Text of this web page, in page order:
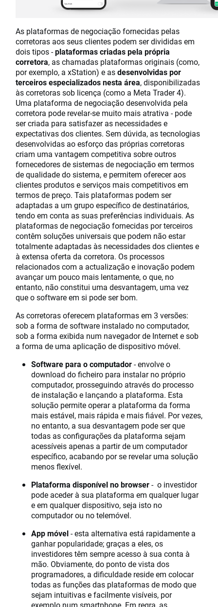
As plataformas de negociação fornecidas pelas
corretoras aos seus clientes podem ser divididas em
dois tipos -plataformas criadas pela própria
corretora, as chamadas plataformas originais (como,
por exemplo, a xStation) e asdesenvolvidas por
terceiros especializados nesta área, disponibilizadas
às corretoras sob licença (como a Meta Trader 4).
Uma plataforma de negociação desenvolvida pela
corretora pode revelar-se muito mais atrativa - pode
ser criada para satisfazer as necessidades e
expectativas dos clientes. Sem dúvida, as tecnologias
desenvolvidas ao esforço das próprias corretoras
criam uma vantagem competitiva sobre outros
fornecedores de sistemas de negociação em termos
de qualidade do sistema, e permitem oferecer aos
clientes produtos e serviços mais competitivos em
termos de preço. Tais plataformas podem ser
adaptadas a um grupo específico de destinatários,
tendo em conta as suas preferências individuais. As
plataformas de negociação fornecidas por terceiros
contêm soluções universais que podem não estar
totalmente adaptadas às necessidades dos clientes e
à extensa oferta da corretora. Os processos
relacionados com a actualização e inovação podem
avançar um pouco mais lentamente, o que, no
entanto, não constitui uma desvantagem, uma vez
que o software em si pode ser bom.
As corretoras oferecem plataformas em 3 versões:
sob a forma de software instalado no computador,
sob a forma exibida num navegador de Internet e sob
a forma de uma aplicação de dispositivo móvel.
Software para o computador- envolve o
download do ficheiro para instalar no próprio
computador, prosseguindo através do processo
de instalação e lançando a plataforma. Esta
solução permite operar a plataforma da forma
mais estável, mais rápida e mais fiável. Por vezes,
no entanto, a sua desvantagem pode ser que
todas as configurações da plataforma sejam
acessíveis apenas a partir de um computador
específico, acabando por se revelar uma solução
menos flexível.
Plataforma disponível no browser- o investidor
pode aceder à sua plataforma em qualquer lugar
e em qualquer dispositivo, seja isto no
computador ou no telemóvel.
App móvel- esta alternativa está rapidamente a
ganhar popularidade; graças a eles, os
investidores têm sempre acesso à sua conta à
mão. Obviamente, do ponto de vista dos
programadores, a dificuldade reside em colocar
todas as funções das plataformas de modo que
sejam intuitivas e facilmente visíveis, por
exemplo num smartphone. Em regra, as